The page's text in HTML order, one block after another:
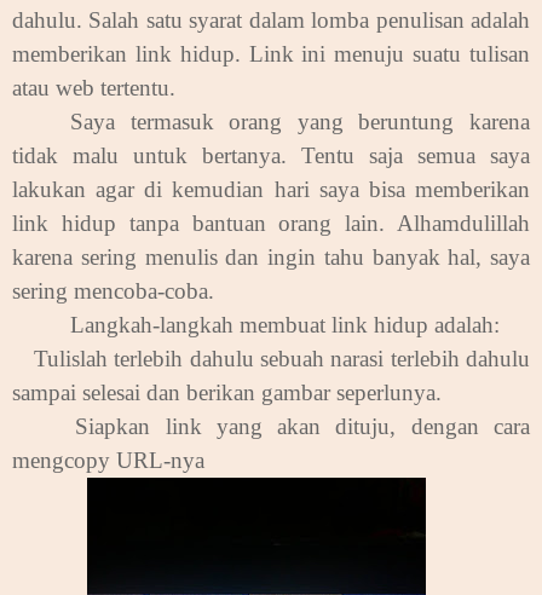
dahulu. Salah satu syarat dalam lomba penulisan adalah
memberikan link hidup. Link ini menuju suatu tulisan
atau web tertentu.
Saya termasuk orang yang beruntung karena
tidak malu untuk bertanya. Tentu saja semua saya
lakukan agar di kemudian hari saya bisa memberikan
link hidup tanpa bantuan orang lain. Alhamdulillah
karena sering menulis dan ingin tahu banyak hal, saya
sering mencoba-coba.
Langkah-langkah membuat link hidup adalah:
Tulislah terlebih dahulu sebuah narasi terlebih dahulu
sampai selesai dan berikan gambar seperlunya.
Siapkan link yang akan dituju, dengan cara
mengcopy URL-nya